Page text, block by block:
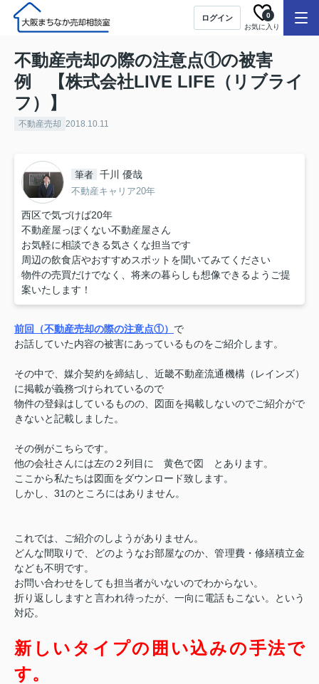
ログイン
お気に入り
0
不動産売却の際の注意点①の被害
例 【株式会社LIVE LIFE（リブライ
フ）】
不動産売却 2018.10.11
筆者 千川 優哉
不動産キャリア20年
西区で気づけば20年
不動産屋っぽくない不動産屋さん
お気軽に相談できる気さくな担当です
周辺の飲食店やおすすめスポットを聞いてみてください
物件の売買だけでなく、将来の暮らしも想像できるようご提
案いたします！
前回（不動産売却の際の注意点①） で
お話していた内容の被害にあっているものをご紹介します。
その中で、媒介契約を締結し、近畿不動産流通機構（レインズ）
に掲載が義務づけられているので
物件の登録はしているものの、図面を掲載しないのでご紹介がで
きないと記載しました。
その例がこちらです。
他の会社さんには左の２列目に 黄色で図 とあります。
ここから私たちは図面をダウンロード致します。
しかし、31のところにはありません。
これでは、ご紹介のしようがありません。
どんな間取りで、どのようなお部屋なのか、管理費・修繕積立金
なども不明です。
お問い合わせをしても担当者がいないのでわからない。
折り返ししますと言われ待ったが、一向に電話もこない。という
対応。
新しいタイプの囲い込みの手法で
す。